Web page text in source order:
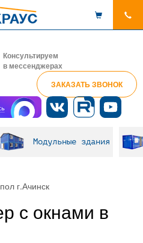
Консультируем
в мессенджерах
ЗАКАЗАТЬ ЗВОНОК
Модульные здания
г.Ачинск
с окнами в